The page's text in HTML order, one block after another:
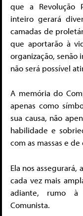
que a Revolução
inteiro gerará
camadas de
que aportarão à
organização, senão
não será possível
A memória do
apenas como
sua causa, não
habilidade e
com as massas e
Ela nos assegurará,
cada vez mais
adiante, rumo à
Comunista.